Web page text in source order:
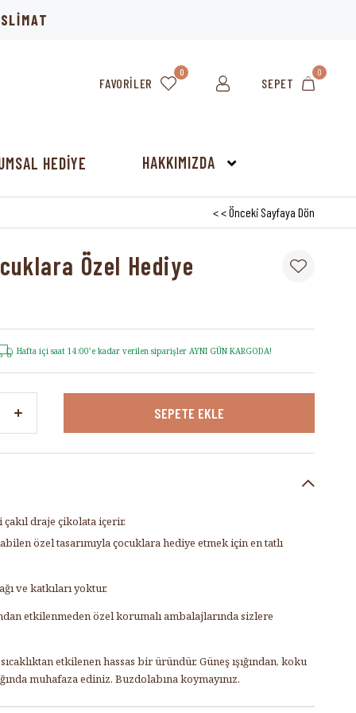
SEPET
0
FAVORILER
0
HEDİYE HAKKIMIZDA
< < Önceki Sayfaya Dön
Özel Hediye
Hafta içi saat 14:00’e kadar verilen siparişler AYNI GÜN KARGODA!
çakıl draje çikolata içerir.
özel tasarımıyla çocuklara hediye etmek için en tatlı
ve katkıları yoktur.
etkilenmeden özel korumalı ambalajlarında sizlere
etkilenen hassas bir üründür. Güneş ışığından, koku
muhafaza ediniz. Buzdolabına koymayınız.